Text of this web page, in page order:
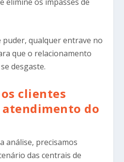
puder, qualquer entrave no
que o relacionamento
desgaste.
clientes
do
análise, precisamos
das centrais de